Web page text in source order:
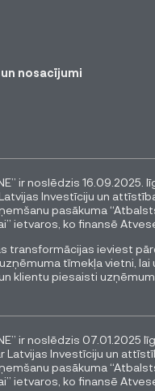
nosacījumi
ir noslēdzis 16.09.2025.
Investīciju un
pasākuma
ietvaros, ko finansē
transformācijas ieviest
tīmekļa vietni, lai
klientu piesaisti
ir noslēdzis 07.01.2025
Latvijas Investīciju un
pasākuma
ietvaros, ko finansē